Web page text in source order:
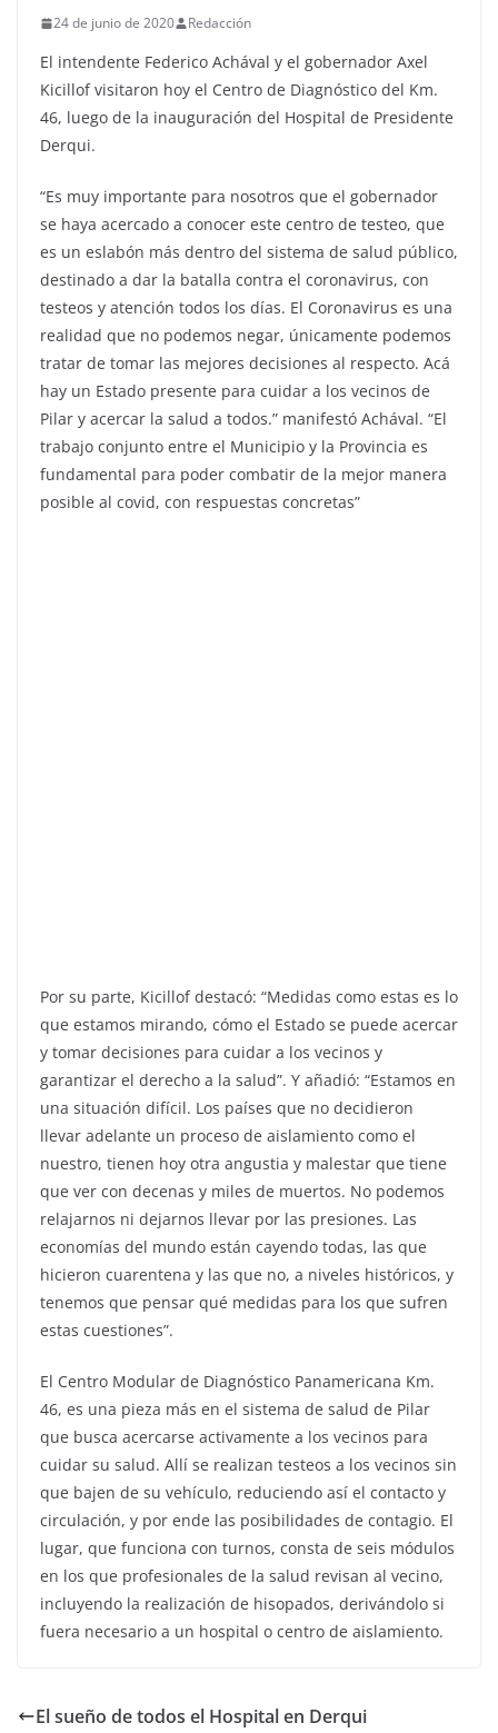
24 de junio de 2020 Redacción
El intendente Federico Achával y el gobernador Axel
Kicillof visitaron hoy el Centro de Diagnóstico del Km.
46, luego de la inauguración del Hospital de Presidente
Derqui.
“Es muy importante para nosotros que el gobernador
se haya acercado a conocer este centro de testeo, que
es un eslabón más dentro del sistema de salud público,
destinado a dar la batalla contra el coronavirus, con
testeos y atención todos los días. El Coronavirus es una
realidad que no podemos negar, únicamente podemos
tratar de tomar las mejores decisiones al respecto. Acá
hay un Estado presente para cuidar a los vecinos de
Pilar y acercar la salud a todos.” manifestó Achával. “El
trabajo conjunto entre el Municipio y la Provincia es
fundamental para poder combatir de la mejor manera
posible al covid, con respuestas concretas”
Por su parte, Kicillof destacó: “Medidas como estas es lo
que estamos mirando, cómo el Estado se puede acercar
y tomar decisiones para cuidar a los vecinos y
garantizar el derecho a la salud”. Y añadió: “Estamos en
una situación difícil. Los países que no decidieron
llevar adelante un proceso de aislamiento como el
nuestro, tienen hoy otra angustia y malestar que tiene
que ver con decenas y miles de muertos. No podemos
relajarnos ni dejarnos llevar por las presiones. Las
economías del mundo están cayendo todas, las que
hicieron cuarentena y las que no, a niveles históricos, y
tenemos que pensar qué medidas para los que sufren
estas cuestiones”.
El Centro Modular de Diagnóstico Panamericana Km.
46, es una pieza más en el sistema de salud de Pilar
que busca acercarse activamente a los vecinos para
cuidar su salud. Allí se realizan testeos a los vecinos sin
que bajen de su vehículo, reduciendo así el contacto y
circulación, y por ende las posibilidades de contagio. El
lugar, que funciona con turnos, consta de seis módulos
en los que profesionales de la salud revisan al vecino,
incluyendo la realización de hisopados, derivándolo si
fuera necesario a un hospital o centro de aislamiento.
El sueño de todos el Hospital en Derqui